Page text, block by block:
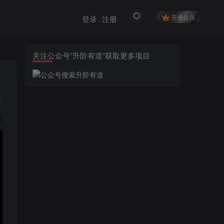
开通会员
登录 注册
关注公众号”升阶有道“获取更多项目